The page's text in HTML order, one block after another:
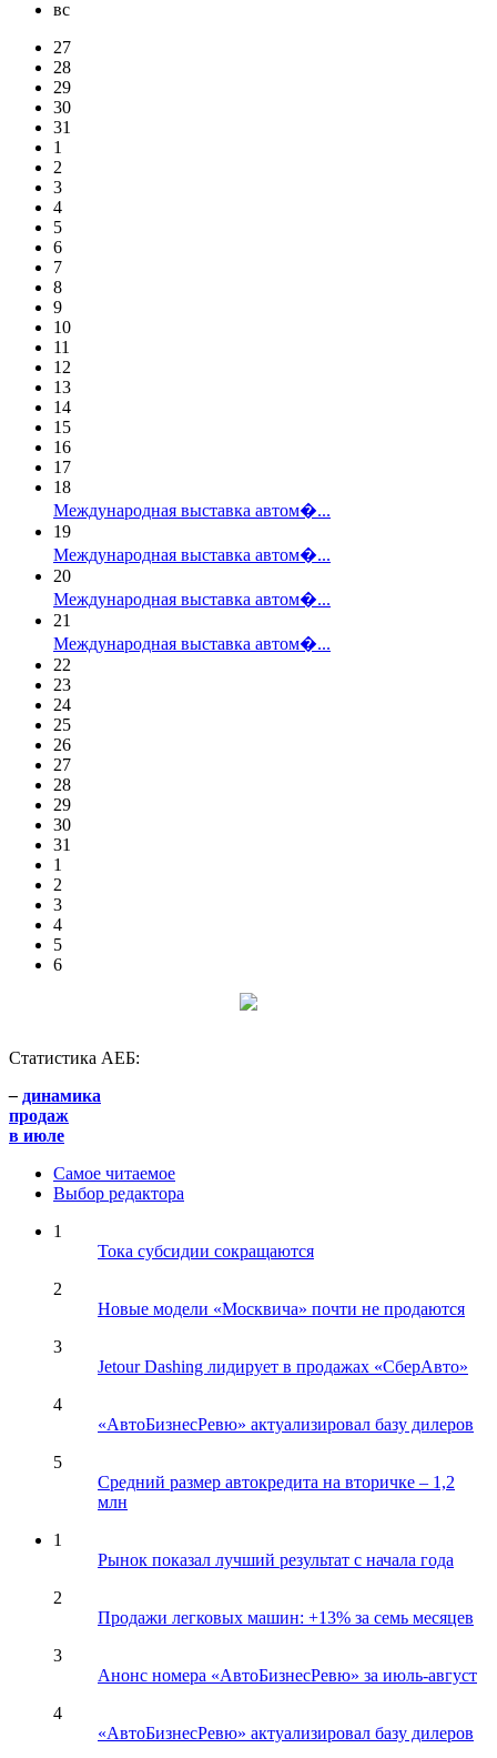
вс
27
28
29
30
31
1
2
3
4
5
6
7
8
9
10
11
12
13
14
15
16
17
18
Международная выставка автом�...
19
Международная выставка автом�...
20
Международная выставка автом�...
21
Международная выставка автом�...
22
23
24
25
26
27
28
29
30
31
1
2
3
4
5
6
Статистика АЕБ:
– динамика
продаж
в июле
Самое читаемое
Выбор редактора
1
Тока субсидии сокращаются
2
Новые модели «Москвича» почти не продаются
3
Jetour Dashing лидирует в продажах «СберАвто»
4
«АвтоБизнесРевю» актуализировал базу дилеров
5
Средний размер автокредита на вторичке – 1,2
млн
1
Рынок показал лучший результат с начала года
2
Продажи легковых машин: +13% за семь месяцев
3
Анонс номера «АвтоБизнесРевю» за июль-август
4
«АвтоБизнесРевю» актуализировал базу дилеров